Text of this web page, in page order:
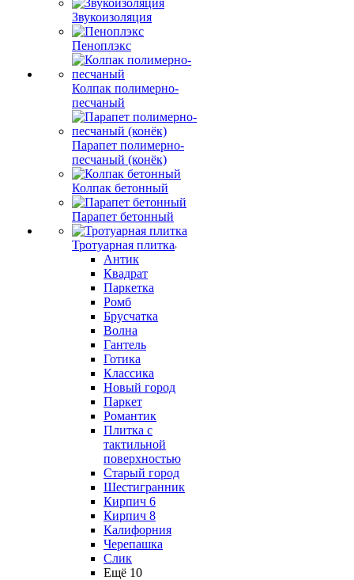
Звукоизоляция
Пеноплэкс
Колпак полимерно-
песчаный
Парапет полимерно-
песчаный (конёк)
Колпак бетонный
Парапет бетонный
Тротуарная плитка
Антик
Квадрат
Паркетка
Ромб
Брусчатка
Волна
Гантель
Готика
Классика
Новый город
Паркет
Романтик
Плитка с
тактильной
поверхностью
Старый город
Шестигранник
Кирпич 6
Кирпич 8
Калифорния
Черепашка
Слик
Ещё 10